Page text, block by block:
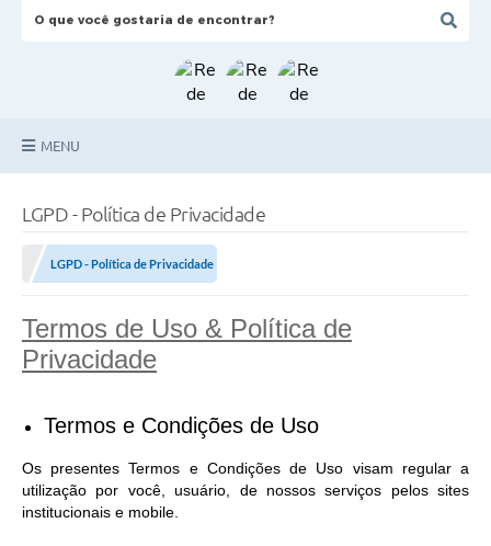
MENU
Legislação
Fotos
Vídeos
Audiências Públicas
LGPD - Política de Privacidade
LGPD - Política de Privacidade
Termos de Uso & Política de
Privacidade
Termos e Condições de Uso
Os presentes Termos e Condições de Uso visam regular a
utilização por você, usuário, de nossos serviços pelos sites
institucionais e mobile.